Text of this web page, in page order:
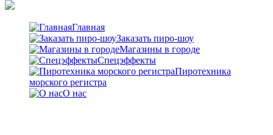
Главная
Заказать пиро-шоу
Магазины в городе
Спецэффекты
Пиротехника
морского регистра
О нас